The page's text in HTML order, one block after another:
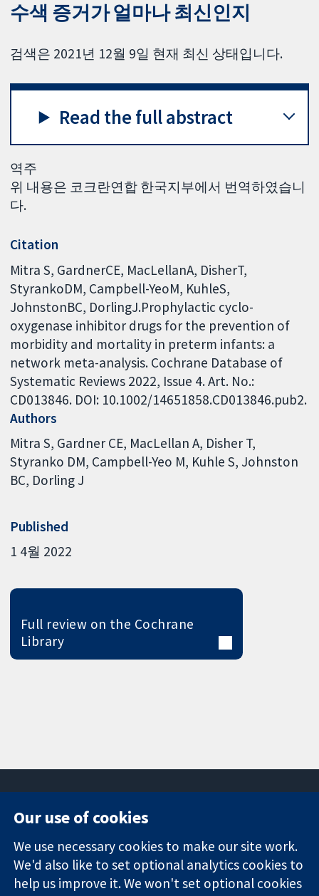
수색 증거가 얼마나 최신인지
검색은 2021년 12월 9일 현재 최신 상태입니다.
Read the full abstract
역주
위 내용은 코크란연합 한국지부에서 번역하였습니
다.
Citation
Mitra S, GardnerCE, MacLellanA, DisherT,
StyrankoDM, Campbell-YeoM, KuhleS,
JohnstonBC, DorlingJ.Prophylactic cyclo-
oxygenase inhibitor drugs for the prevention of
morbidity and mortality in preterm infants: a
network meta-analysis. Cochrane Database of
Systematic Reviews 2022, Issue 4. Art. No.:
CD013846. DOI: 10.1002/14651858.CD013846.pub2.
Authors
Mitra S Gardner CE MacLellan A Disher T
Styranko DM Campbell-Yeo M Kuhle S Johnston
BC Dorling J
Published
1 4월 2022
Full review on the Cochrane
Library
Trusted
evidence.
Informed
Square
London
W1G 0AN
News
Press office
About us
Our use of cookies
We use necessary cookies to make our site work.
We'd also like to set optional analytics cookies to
help us improve it. We won't set optional cookies